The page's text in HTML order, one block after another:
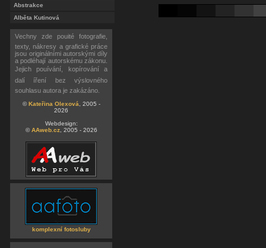
Abstrakce
Alběta Kutinová
Vechny zde pouité fotografie,
texty, nákresy a grafické práce
jsou originálními autorskými díly
a podléhají autorskému zákonu.
Jejich pouívání, kopírování a
dalí íření bez výslovného
souhlasu autora je zakázáno.
©Kateřina Olexová , 2005 -
2026
Webdesign:
©AAweb.cz, 2005 - 2026
komplexní fotosluby